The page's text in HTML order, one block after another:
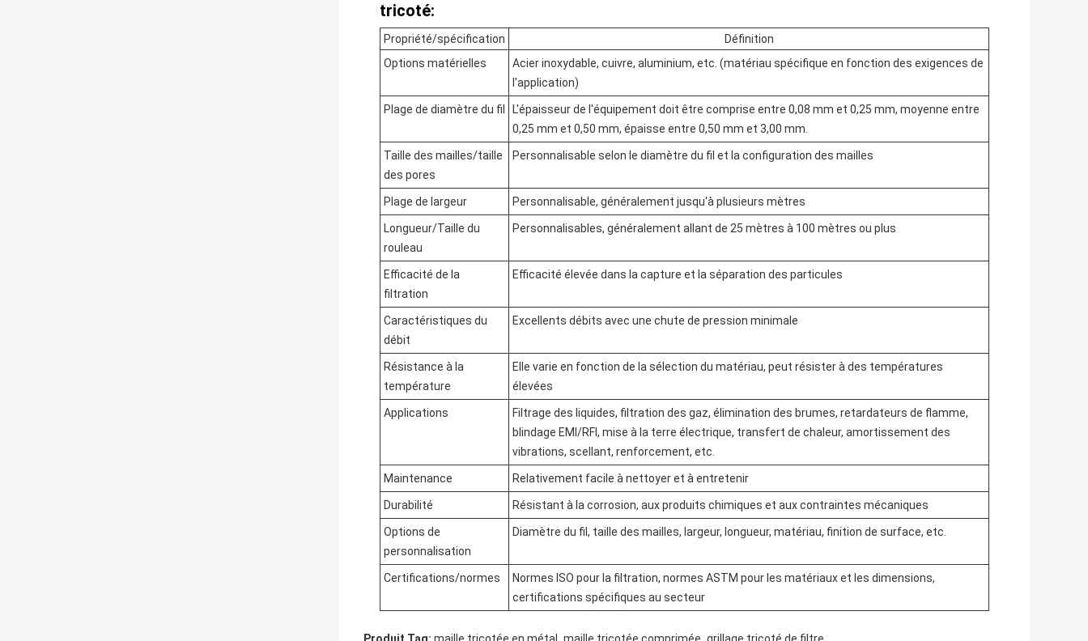
tricoté:
Propriété/spécification
Définition
Options matérielles
Acier inoxydable, cuivre, aluminium, etc. (matériau spécifique en fonction des exigences de
l'application)
Plage de diamètre du fil
L'épaisseur de l'équipement doit être comprise entre 0,08 mm et 0,25 mm, moyenne entre
0,25 mm et 0,50 mm, épaisse entre 0,50 mm et 3,00 mm.
Taille des mailles/taille
des pores
Personnalisable selon le diamètre du fil et la configuration des mailles
Plage de largeur Personnalisable, généralement jusqu'à plusieurs mètres
Longueur/Taille du
rouleau
Personnalisables, généralement allant de 25 mètres à 100 mètres ou plus
Efficacité de la
filtration
Efficacité élevée dans la capture et la séparation des particules
Caractéristiques du
débit
Excellents débits avec une chute de pression minimale
Résistance à la
température
Elle varie en fonction de la sélection du matériau, peut résister à des températures
élevées
Applications
Filtrage des liquides, filtration des gaz, élimination des brumes, retardateurs de flamme,
blindage EMI/RFI, mise à la terre électrique, transfert de chaleur, amortissement des
vibrations, scellant, renforcement, etc.
Maintenance Relativement facile à nettoyer et à entretenir
Durabilité Résistant à la corrosion, aux produits chimiques et aux contraintes mécaniques
Options de
personnalisation
Diamètre du fil, taille des mailles, largeur, longueur, matériau, finition de surface, etc.
Certifications/normes
Normes ISO pour la filtration, normes ASTM pour les matériaux et les dimensions,
certifications spécifiques au secteur